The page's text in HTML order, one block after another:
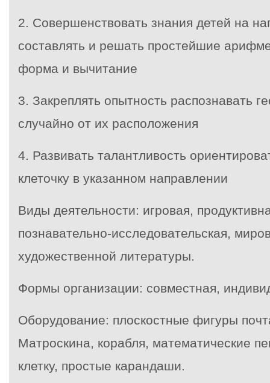
2. Совершенствовать знания детей на
составлять и решать простейшие
форма и вычитание
3. Закреплять опытность распознавать
случайно от их расположения
4. Развивать талантливость
клеточку в указанном направлении
Виды деятельности: игровая,
познавательно-исследовательская,
художественной литературы.
Формы организации: совместная,
Оборудование: плоскостные фигуры
Матроскина, корабля, математические
клетку, простые карандаши.